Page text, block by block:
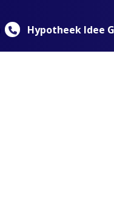
Hypotheek Idee